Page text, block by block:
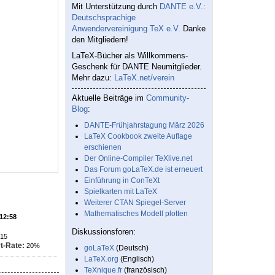
15
Rate: 20%
Mit Unterstützung durch DANTE e.V.:
Deutschsprachige
Anwendervereinigung TeX e.V. Danke
den Mitgliedern!
LaTeX-Bücher als Willkommens-
Geschenk für DANTE Neumitglieder.
Mehr dazu: LaTeX.net/verein
Aktuelle Beiträge im Community-
Blog:
DANTE-Frühjahrstagung März 2026
LaTeX Cookbook zweite Auflage
erschienen
Der Online-Compiler TeXlive.net
Das Forum goLaTeX.de ist erneuert
Einführung in ConTeXt
Spielkarten mit LaTeX
Weiterer CTAN Spiegel-Server
Mathematisches Modell plotten
Diskussionsforen:
goLaTeX (Deutsch)
LaTeX.org (Englisch)
TeXnique.fr (französisch)